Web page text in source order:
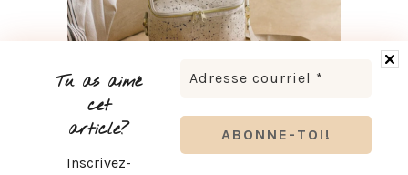
Tu as aimé
cet
article?
Inscrivez-
RENTRÉE SCOLAIRE : LES ESSENTIELS KOZY POUR SON